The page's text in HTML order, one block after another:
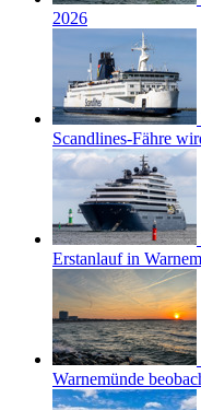
2026
Scandlines-Fähre
Erstanlauf in
Warnemünde